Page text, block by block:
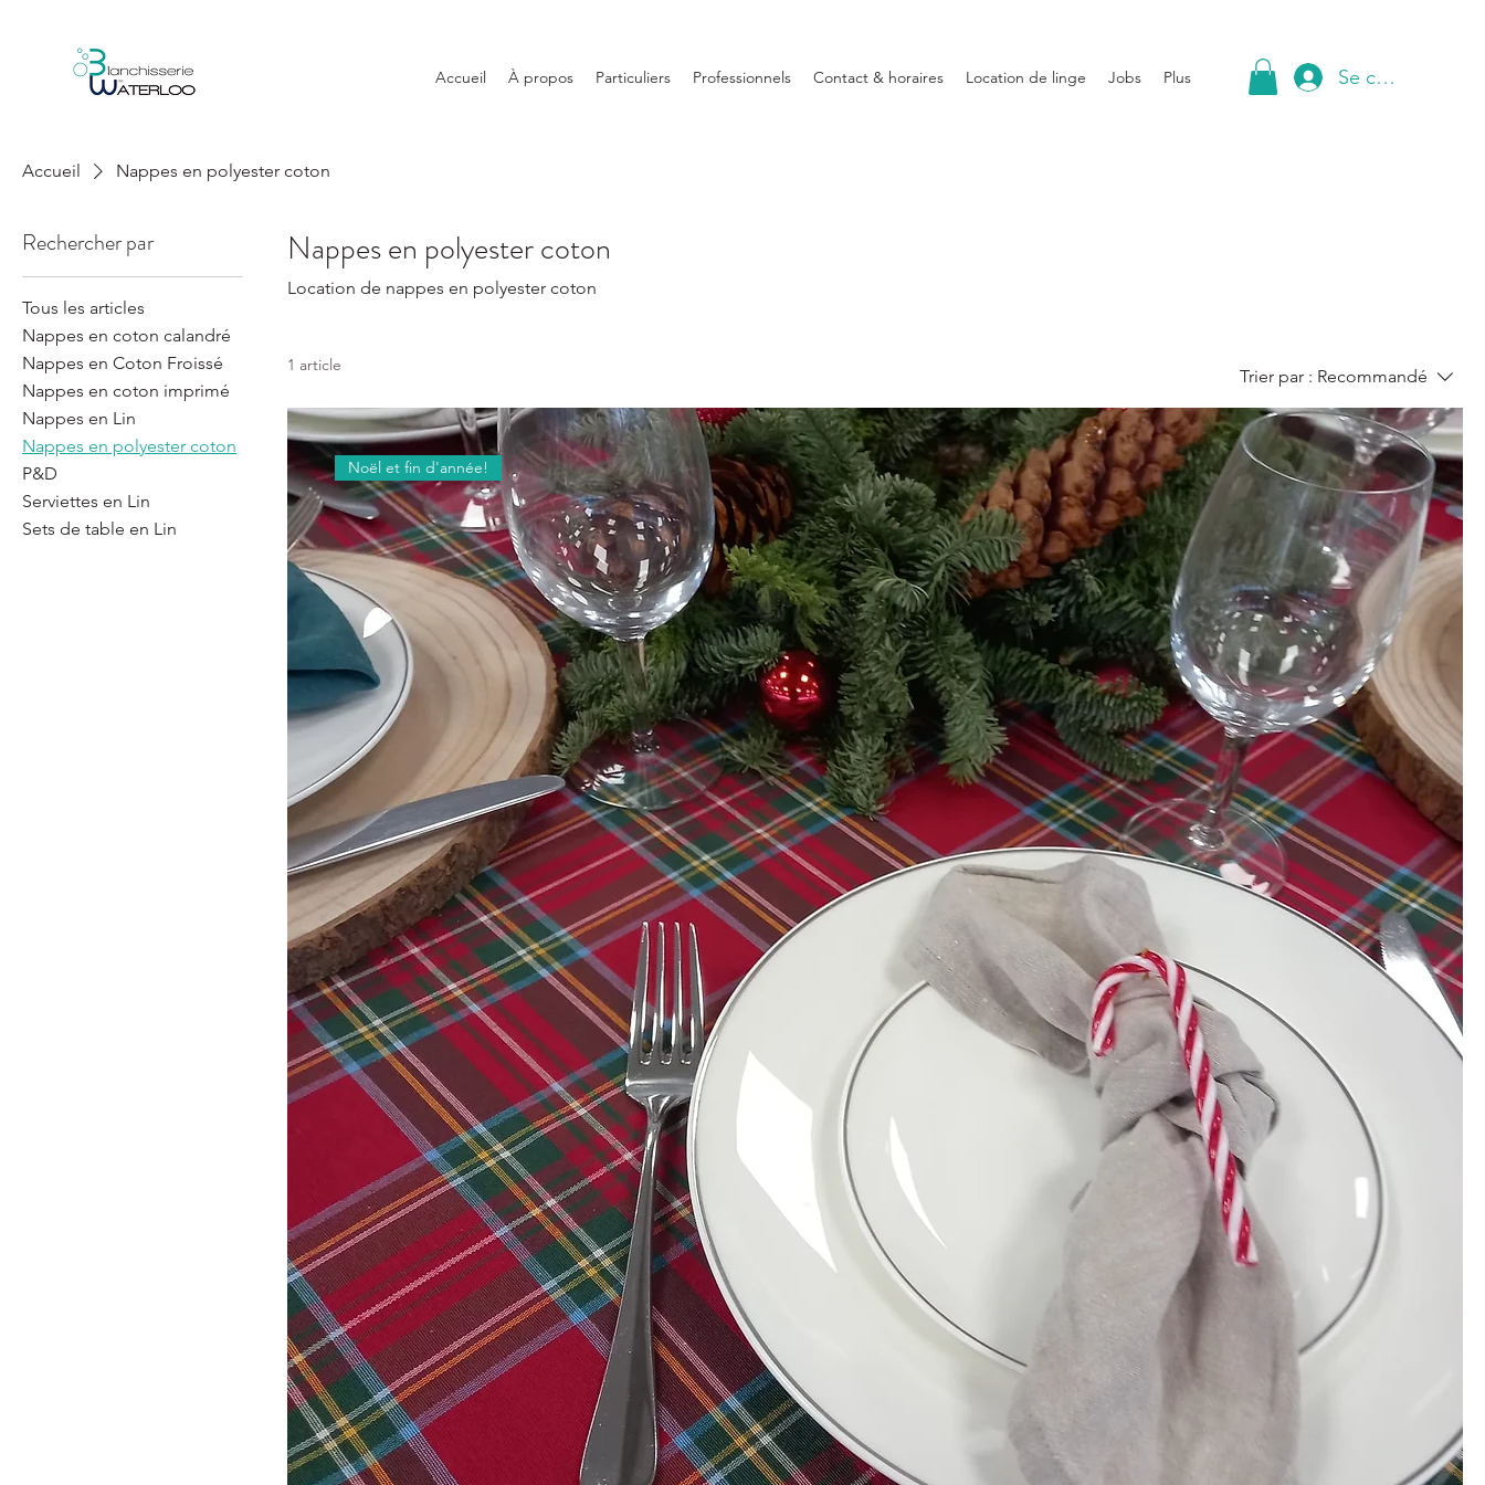
Accueil À propos Particuliers Professionnels Contact & horaires Location de linge Jobs Plus Se connecter
Accueil Nappes en polyester coton
Rechercher par
Tous les articles
Nappes en coton calandré
Nappes en Coton Froissé
Nappes en coton imprimé
Nappes en Lin
Nappes en polyester coton
P&D
Serviettes en Lin
Sets de table en Lin
Nappes en polyester coton
Location de nappes en polyester coton
1 article
Trier par : Recommandé
Noël et fin d'année!